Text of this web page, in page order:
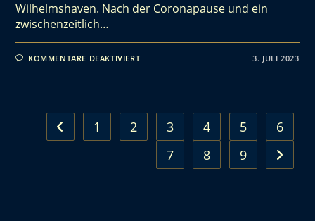
Wilhelmshaven. Nach der Coronapause und ein
zwischenzeitlich…
KOMMENTARE DEAKTIVIERT 3. JULI 2023
1 2 3 4 5
6
7
8 9